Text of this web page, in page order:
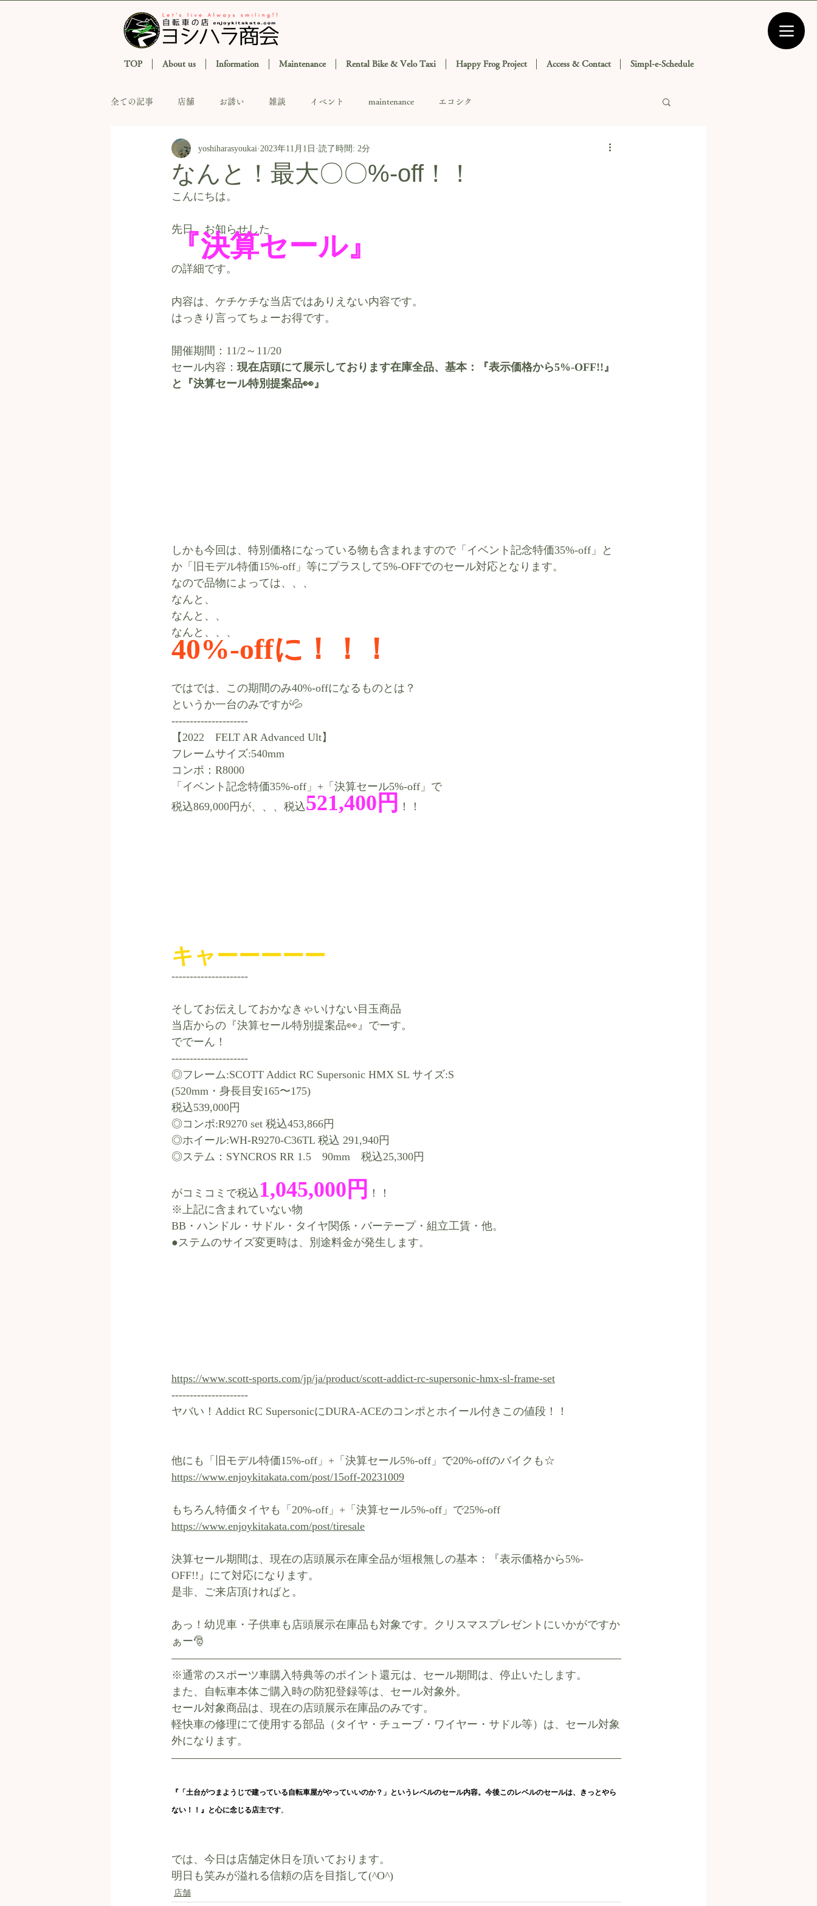
TOP About us Information Maintenance Rental Bike & Velo Taxi Happy Frog Project Access & Contact Simpl-e-Schedule
全ての記事 店舗 お誘い 雑談 イベント maintenance エコシク
なんと！最大〇〇%-off！！
yoshiharasyoukai 2023年11月1日 読了時間: 2分
こんにちは。
先日、お知らせした
『決算セール』
の詳細です。
内容は、ケチケチな当店ではありえない内容です。
はっきり言ってちょーお得です。
開催期間：11/2～11/20
セール内容： 現在店頭にて展示しております在庫全品、基本：『表示価格から5%-OFF!!』
と『決算セール特別提案品👀』
しかも今回は、特別価格になっている物も含まれますので「イベント記念特価35%-off」と
か「旧モデル特価15%-off」等にプラスして5%-OFFでのセール対応となります。
なので品物によっては、、、
なんと、
なんと、、
なんと、、、
40%-offに！！！
ではでは、この期間のみ40%-offになるものとは？
というか一台のみですが💦
---------------------
【2022　FELT AR Advanced Ult】
フレームサイズ:540mm
コンポ：R8000
「イベント記念特価35%-off」+「決算セール5%-off」で
税込869,000円が、、、税込521,400円 ！！
キャーーーーー
---------------------
そしてお伝えしておかなきゃいけない目玉商品
当店からの『決算セール特別提案品👀』でーす。
ででーん！
---------------------
◎フレーム:SCOTT Addict RC Supersonic HMX SL サイズ:S
(520mm・身長目安165〜175)
税込539,000円
◎コンポ:R9270 set 税込453,866円
◎ホイール:WH-R9270-C36TL 税込 291,940円
◎ステム：SYNCROS RR 1.5　90mm　税込25,300円
がコミコミで税込 1,045,000円
！！
※上記に含まれていない物
BB・ハンドル・サドル・タイヤ関係・バーテープ・組立工賃・他。
●ステムのサイズ変更時は、別途料金が発生します。
https://www.scott-sports.com/jp/ja/product/scott-addict-rc-supersonic-hmx-sl-frame-set
---------------------
ヤバい！Addict RC SupersonicにDURA-ACEのコンポとホイール付きこの値段！！
他にも「旧モデル特価15%-off」+「決算セール5%-off」で20%-offのバイクも☆
https://www.enjoykitakata.com/post/15off-20231009
もちろん特価タイヤも「20%-off」+「決算セール5%-off」で25%-off
https://www.enjoykitakata.com/post/tiresale
決算セール期間は、現在の店頭展示在庫全品が垣根無しの基本：『表示価格から5%-
OFF!!』にて対応になります。
是非、ご来店頂ければと。
あっ！幼児車・子供車も店頭展示在庫品も対象です。クリスマスプレゼントにいかがですか
ぁー🎅
※通常のスポーツ車購入特典等のポイント還元は、セール期間は、停止いたします。
また、自転車本体ご購入時の防犯登録等は、セール対象外。
セール対象商品は、現在の店頭展示在庫品のみです。
軽快車の修理にて使用する部品（タイヤ・チューブ・ワイヤー・サドル等）は、セール対象
外になります。
『「土台がつまようじで建っている自転車屋がやっていいのか？」というレベルのセール内容。今後このレベルのセールは、きっとやら
ない！！』と心に念じる店主です。
では、今日は店舗定休日を頂いております。
明日も笑みが溢れる信頼の店を目指して(^O^)
店舗